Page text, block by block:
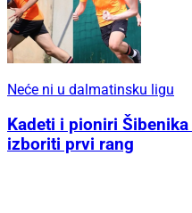
Neće ni u dalmatinsku ligu
Kadeti i pioniri
izboriti prvi rang